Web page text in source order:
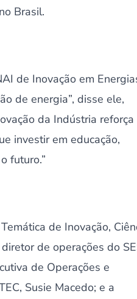
Brasil.
de Inovação em
de energia”, disse ele,
da Indústria reforça
investir em educação,
futuro.”
de Inovação,
de operações do
de Operações e
Susie Macedo; e a